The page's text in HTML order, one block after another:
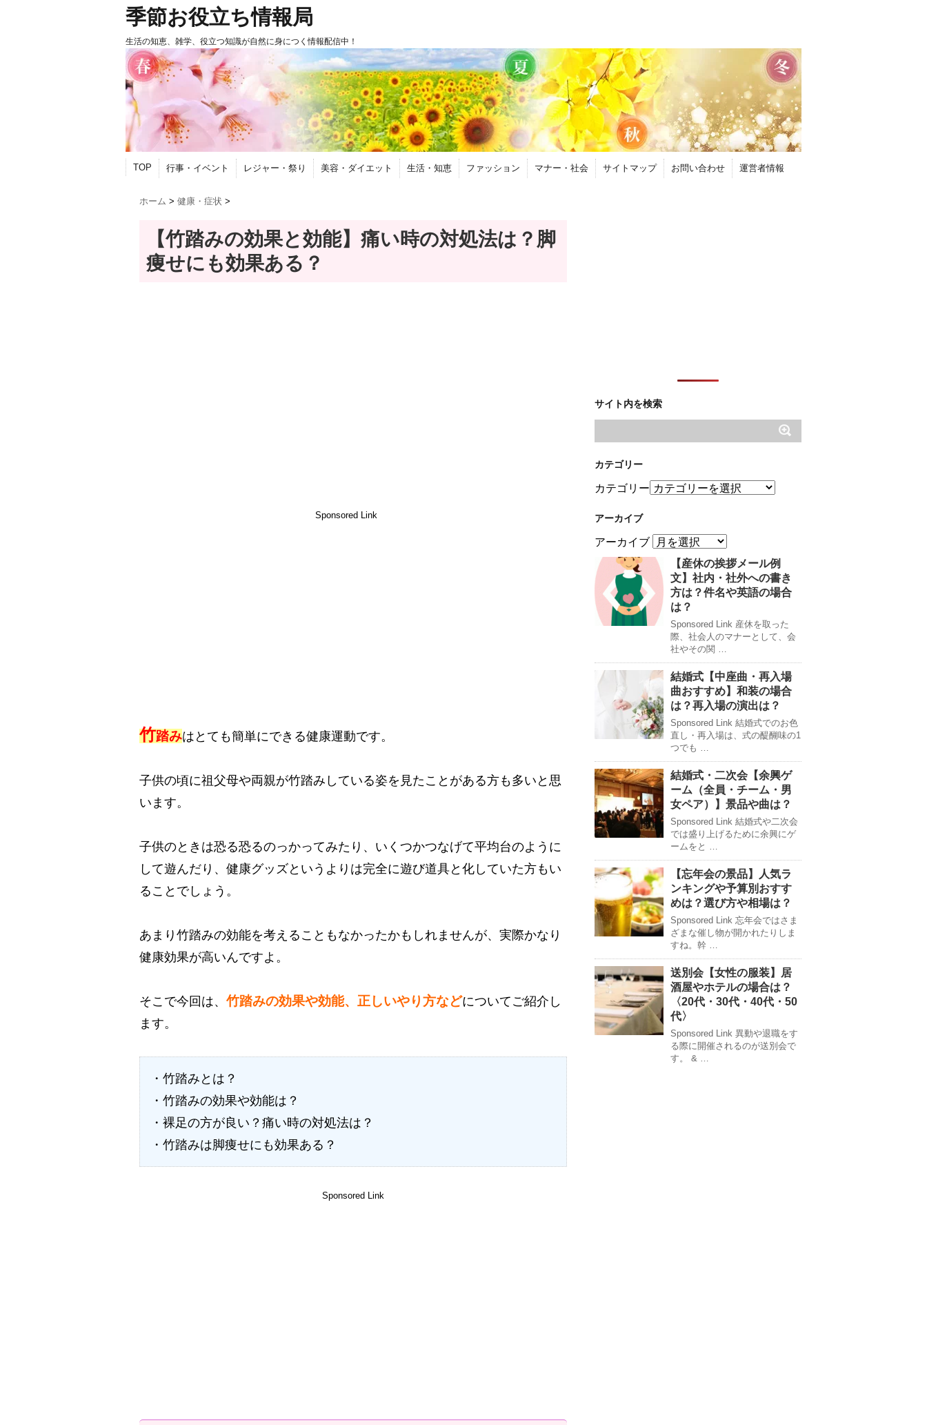
季節お役立ち情報局
生活の知恵、雑学、役立つ知識が自然に身につく情報配信中！
TOP 行事・イベント レジャー・祭り 美容・ダイエット 生活・知恵 ファッション マナー・社会 サイトマップ お問い合わせ 運営者情報
ホーム > 健康・症状 >
【竹踏みの効果と効能】痛い時の対処法は？脚
痩せにも効果ある？
Sponsored Link
竹踏みはとても簡単にできる健康運動です。
子供の頃に祖父母や両親が竹踏みしている姿を見たことがある方も多いと思
います。
子供のときは恐る恐るのっかってみたり、いくつかつなげて平均台のように
して遊んだり、健康グッズというよりは完全に遊び道具と化していた方もい
ることでしょう。
あまり竹踏みの効能を考えることもなかったかもしれませんが、実際かなり
健康効果が高いんですよ。
そこで今回は、 竹踏みの効果や効能、正しいやり方などについてご紹介し
ます。
・竹踏みとは？
・竹踏みの効果や効能は？
・裸足の方が良い？痛い時の対処法は？
・竹踏みは脚痩せにも効果ある？
Sponsored Link
サイト内を検索
カテゴリー
カテゴリー
アーカイブ
アーカイブ
【産休の挨拶メール例
文】社内・社外への書き
方は？件名や英語の場合
は？
Sponsored Link 産休を取った
際、社会人のマナーとして、会
社やその関 …
結婚式【中座曲・再入場
曲おすすめ】和装の場合
は？再入場の演出は？
Sponsored Link 結婚式でのお色
直し・再入場は、式の醍醐味の1
つでも …
結婚式・二次会【余興ゲ
ーム（全員・チーム・男
女ペア）】景品や曲は？
Sponsored Link 結婚式や二次会
では盛り上げるために余興にゲ
ームをと …
【忘年会の景品】人気ラ
ンキングや予算別おすす
めは？選び方や相場は？
Sponsored Link 忘年会ではさま
ざまな催し物が開かれたりしま
すね。幹 …
送別会【女性の服装】居
酒屋やホテルの場合は？
〈20代・30代・40代・50
代〉
Sponsored Link 異動や退職をす
る際に開催されるのが送別会で
す。 & …